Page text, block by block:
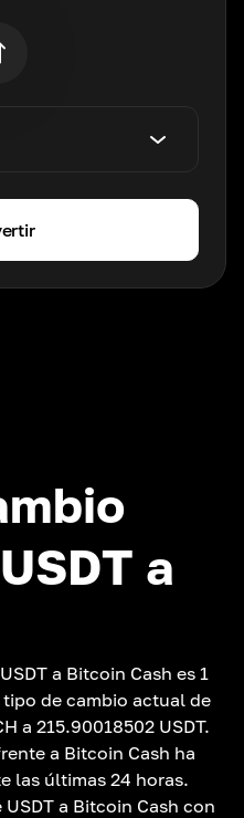
a
a Bitcoin Cash es 1
tipo de cambio actual de
a 215.90018502 USDT.
a Bitcoin Cash ha
las últimas 24 horas.
a Bitcoin Cash con